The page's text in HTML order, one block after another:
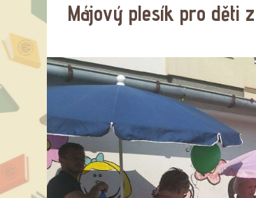
Májový plesík pro děti